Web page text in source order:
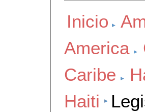
Inicio
America
Caribe
Haiti